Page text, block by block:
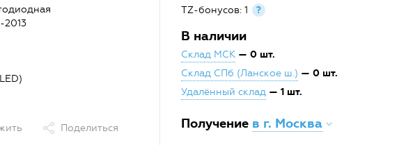
2013
Поделиться
TZ-бонусов: 1 ?
В наличии
Склад МСК — 0 шт.
Склад СПб (Ланское ш.) — 0 шт.
Удалённый склад — 1 шт.
Получение в г. Москва